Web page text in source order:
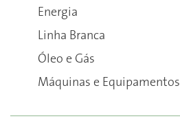
Energia
Linha Branca
Óleo e Gás
Máquinas e Equipamentos